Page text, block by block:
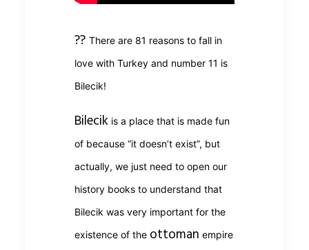
?? There are 81 reasons to fall in
love with Turkey and number 11 is
Bilecik!
Bilecik is a place that is made fun
of because “it doesn’t exist”, but
actually, we just need to open our
history books to understand that
Bilecik was very important for the
existence of the ottoman empire